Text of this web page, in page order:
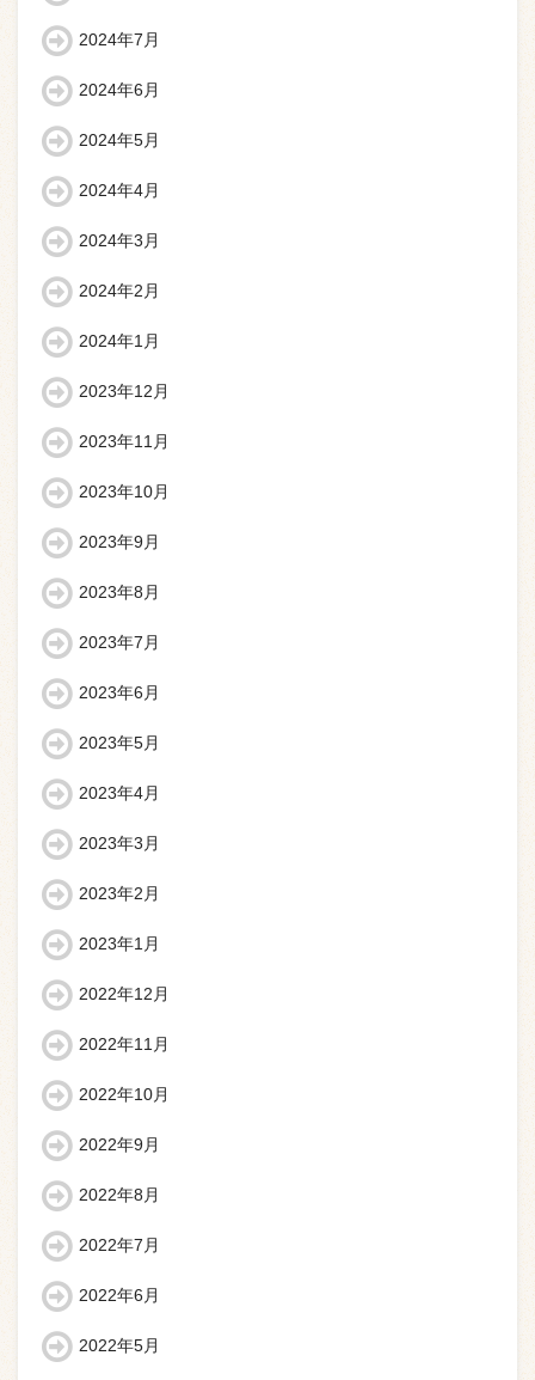
2024年7月
2024年6月
2024年5月
2024年4月
2024年3月
2024年2月
2024年1月
2023年12月
2023年11月
2023年10月
2023年9月
2023年8月
2023年7月
2023年6月
2023年5月
2023年4月
2023年3月
2023年2月
2023年1月
2022年12月
2022年11月
2022年10月
2022年9月
2022年8月
2022年7月
2022年6月
2022年5月